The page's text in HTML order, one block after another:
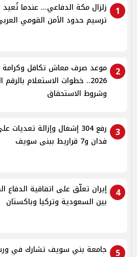
1
زلزال مكة الدفاعي... عندما
ترسيم حدود الأمن القومي
2
موعد صرف معاش تكافل
2026.. خطوات الاستعلام
وشروط الاستحقاق
3
رفع 304 إشغال وإزالة
فدان و7 قراريط ببنى سويف
4
إيران تعلّق على اتفاقية الدفاع
بين السعودية وتركيا وباكستان
5
جامعة بني سويف تشارك في